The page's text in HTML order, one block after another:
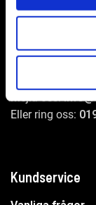
WER-agenturer
Adress:
Mejla oss:
Eller ring oss:
Kundservice